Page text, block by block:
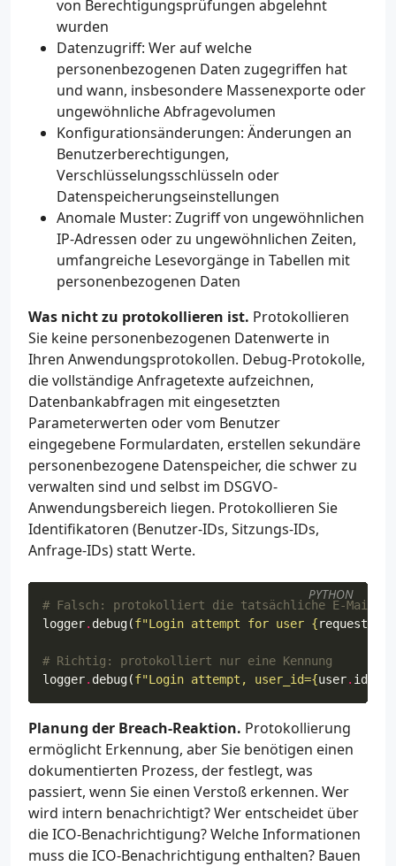
von Berechtigungsprüfungen abgelehnt
wurden
Datenzugriff: Wer auf welche
personenbezogenen Daten zugegriffen hat
und wann, insbesondere Massenexporte oder
ungewöhnliche Abfragevolumen
Konfigurationsänderungen: Änderungen an
Benutzerberechtigungen,
Verschlüsselungsschlüsseln oder
Datenspeicherungseinstellungen
Anomale Muster: Zugriff von ungewöhnlichen
IP-Adressen oder zu ungewöhnlichen Zeiten,
umfangreiche Lesevorgänge in Tabellen mit
personenbezogenen Daten
Was nicht zu protokollieren ist. Protokollieren
Sie keine personenbezogenen Datenwerte in
Ihren Anwendungsprotokollen. Debug-Protokolle,
die vollständige Anfragetexte aufzeichnen,
Datenbankabfragen mit eingesetzten
Parameterwerten oder vom Benutzer
eingegebene Formulardaten, erstellen sekundäre
personenbezogene Datenspeicher, die schwer zu
verwalten sind und selbst im DSGVO-
Anwendungsbereich liegen. Protokollieren Sie
Identifikatoren (Benutzer-IDs, Sitzungs-IDs,
Anfrage-IDs) statt Werte.
# Falsch: protokolliert die tatsächliche E-Mail-
logger. debug(f"Login attempt for user {request
# Richtig: protokolliert nur eine Kennung
logger. debug(f"Login attempt, user_id={user. id
PYTHON
Planung der Breach-Reaktion. Protokollierung
ermöglicht Erkennung, aber Sie benötigen einen
dokumentierten Prozess, der festlegt, was
passiert, wenn Sie einen Verstoß erkennen. Wer
wird intern benachrichtigt? Wer entscheidet über
die ICO-Benachrichtigung? Welche Informationen
muss die ICO-Benachrichtigung enthalten? Bauen